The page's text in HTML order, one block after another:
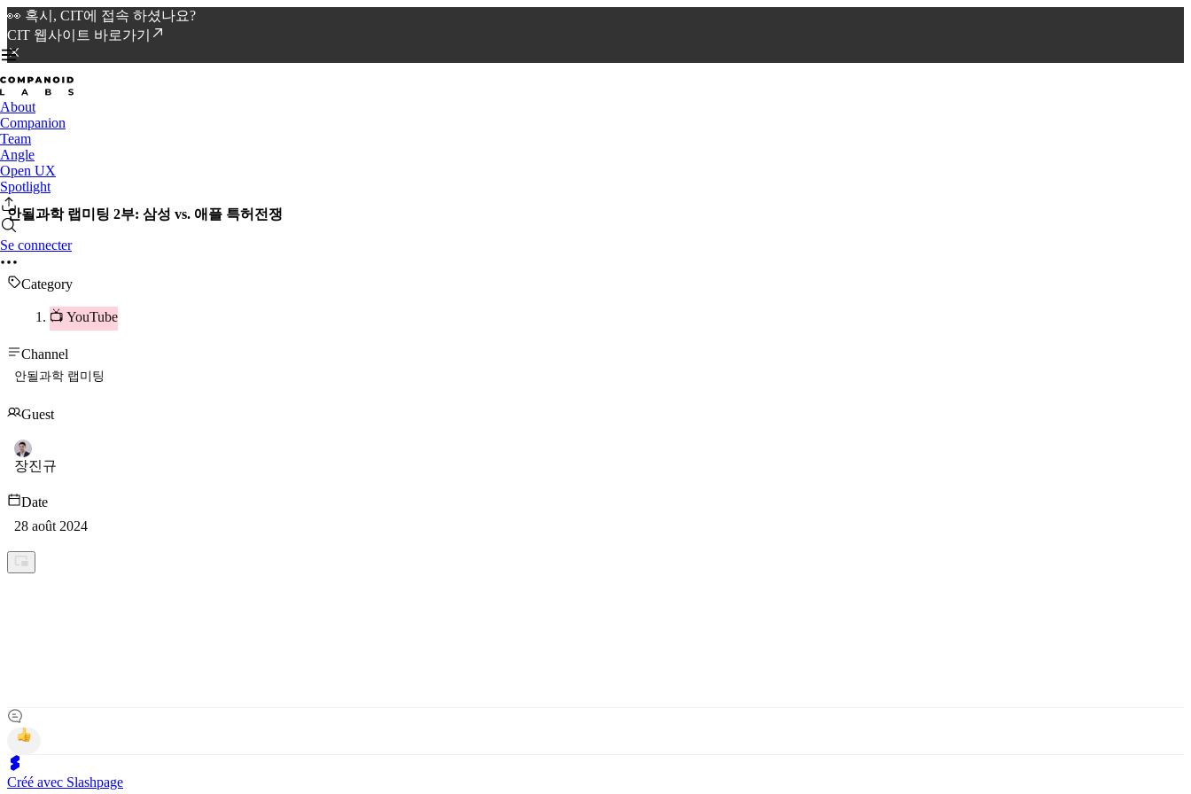
👀 혹시, CIT에 접속 하셨나요?
CIT 웹사이트 바로가기
About
Companion
Team
Angle
Open UX
Spotlight
Se connecter
안될과학 랩미팅 2부: 삼성 vs. 애플 특허전쟁
Category
📺 YouTube
Channel
안될과학 랩미팅
Guest
장진규
Date
28 août 2024
Créé avec Slashpage